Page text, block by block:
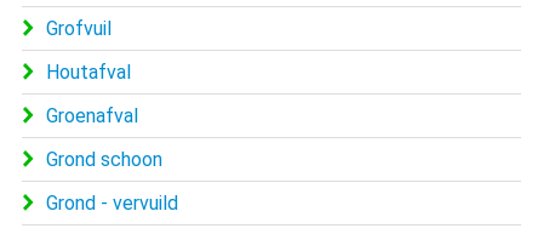
Grofvuil
Houtafval
Groenafval
Grond schoon
Grond - vervuild